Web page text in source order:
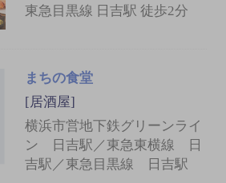
東急目黒線 日吉駅 徒歩2分
まちの食堂
[居酒屋]
横浜市営地下鉄グリーンライ
ン 日吉駅／東急東横線 日
吉駅／東急目黒線 日吉駅